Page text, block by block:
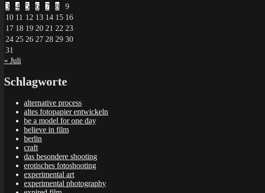
3
4 5 6 7 8
9
10 11 12 13 14 15 16
17 18 19 20 21 22 23
24 25 26 27 28 29 30
31
« Juli
Schlagworte
alternative process
altes fotopapier entwickeln
be a model for one day
believe in film
berlin
craft
das besondere shooting
erotisches fotoshooting
experimental art
experimental photography